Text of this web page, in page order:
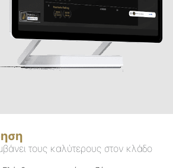
τους καλύτερους στον κλάδο